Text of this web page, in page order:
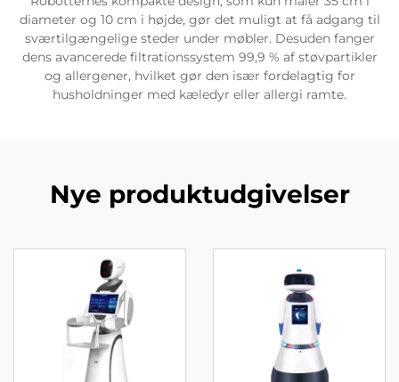
diameter og 10 cm i højde, gør det muligt at få adgang til
sværtilgængelige steder under møbler. Desuden fanger
dens avancerede filtrationssystem 99,9 % af støvpartikler
og allergener, hvilket gør den især fordelagtig for
husholdninger med kæledyr eller allergi ramte.
Nye produktudgivelser